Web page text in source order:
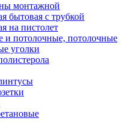
монтажной
бытовая с трубкой
на пистолет
и потолочные, потолочные
уголки